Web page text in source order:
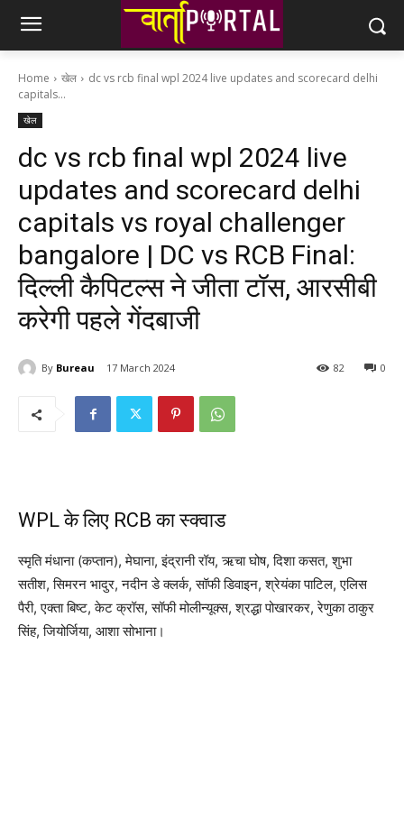
Home खेल
dc vs rcb final wpl 2024 live updates and scorecard delhi
capitals...
खेल
dc vs rcb final wpl 2024 live
updates and scorecard delhi
capitals vs royal challenger
bangalore | DC vs RCB Final:
दिल्ली कैपिटल्स ने जीता टॉस, आरसीबी
करेगी पहले गेंदबाजी
By Bureau 17 March 2024 0
82
WPL के लिए RCB का स्क्वाड
स्मृति मंधाना (कप्तान), मेघाना, इंद्रानी रॉय, ऋचा घोष, दिशा कसत, शुभा
सतीश, सिमरन भादुर, नदीन डे क्लर्क, सॉफी डिवाइन, श्रेयंका पाटिल, एलिस
पैरी, एक्ता बिष्ट, केट क्रॉस, सॉफी मोलीन्यूक्स, श्रद्धा पोखारकर, रेणुका ठाकुर
सिंह, जियोर्जिया, आशा सोभाना।